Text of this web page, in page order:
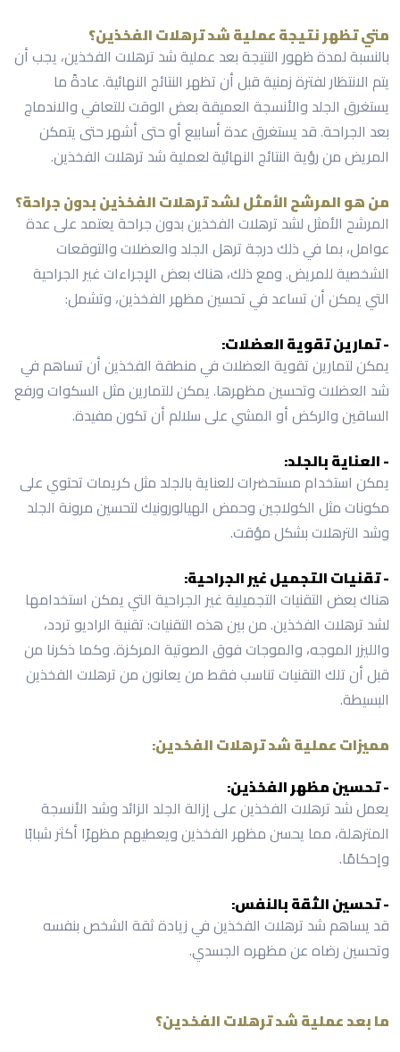
متي تظهر نتيجة عملية شد ترهلات الفخذين؟
بالنسبة لمدة ظهور النتيجة بعد عملية شد ترهلات الفخذين، يجب أن
يتم الانتظار لفترة زمنية قبل أن تظهر النتائج النهائية. عادةً ما
يستغرق الجلد والأنسجة العميقة بعض الوقت للتعافي والاندماج
بعد الجراحة. قد يستغرق عدة أسابيع أو حتى أشهر حتى يتمكن
المريض من رؤية النتائج النهائية لعملية شد ترهلات الفخذين.
من هو المرشح الأمثل لشد ترهلات الفخذين بدون جراحة؟
المرشح الأمثل لشد ترهلات الفخذين بدون جراحة يعتمد على عدة
عوامل، بما في ذلك درجة ترهل الجلد والعضلات والتوقعات
الشخصية للمريض. ومع ذلك، هناك بعض الإجراءات غير الجراحية
التي يمكن أن تساعد في تحسين مظهر الفخذين، وتشمل:
- تمارين تقوية العضلات:
يمكن لتمارين تقوية العضلات في منطقة الفخذين أن تساهم في
شد العضلات وتحسين مظهرها. يمكن للتمارين مثل السكوات ورفع
الساقين والركض أو المشي على سلالم أن تكون مفيدة.
- العناية بالجلد:
يمكن استخدام مستحضرات للعناية بالجلد مثل كريمات تحتوي على
مكونات مثل الكولاجين وحمض الهيالورونيك لتحسين مرونة الجلد
وشد الترهلات بشكل مؤقت.
- تقنيات التجميل غير الجراحية:
هناك بعض التقنيات التجميلية غير الجراحية التي يمكن استخدامها
لشد ترهلات الفخذين. من بين هذه التقنيات: تقنية الراديو تردد،
والليزر الموجه، والموجات فوق الصوتية المركزة. وكما ذكرنا من
قبل أن تلك التقنيات تناسب فقط من يعانون من ترهلات الفخذين
البسيطة.
مميزات عملية شد ترهلات الفخدين:
- تحسين مظهر الفخذين:
يعمل شد ترهلات الفخذين على إزالة الجلد الزائد وشد الأنسجة
المترهلة، مما يحسن مظهر الفخذين ويعطيهم مظهرًا أكثر شبابًا
وإحكامًا.
- تحسين الثقة بالنفس:
قد يساهم شد ترهلات الفخذين في زيادة ثقة الشخص بنفسه
وتحسين رضاه عن مظهره الجسدي.
ما بعد عملية شد ترهلات الفخدين؟